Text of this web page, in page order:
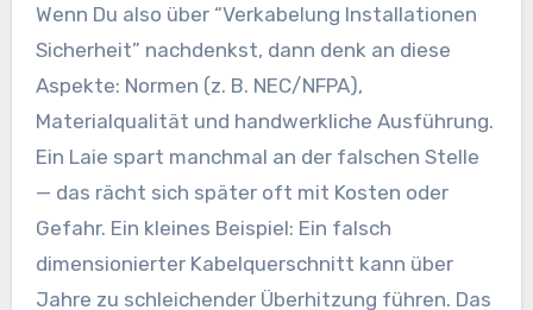
Wenn Du also über “Verkabelung Installationen
Sicherheit” nachdenkst, dann denk an diese
Aspekte: Normen (z. B. NEC/NFPA),
Materialqualität und handwerkliche Ausführung.
Ein Laie spart manchmal an der falschen Stelle
— das rächt sich später oft mit Kosten oder
Gefahr. Ein kleines Beispiel: Ein falsch
dimensionierter Kabelquerschnitt kann über
Jahre zu schleichender Überhitzung führen. Das